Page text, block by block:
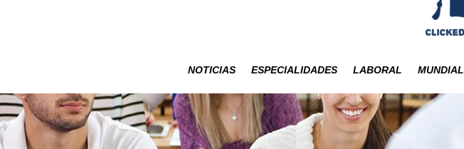
NOTICIAS ESPECIALIDADES LABORAL MUNDIAL